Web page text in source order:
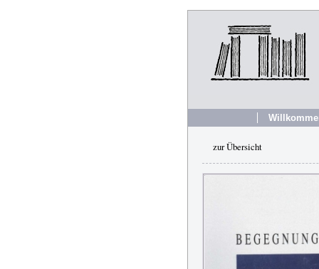
zur Übersicht